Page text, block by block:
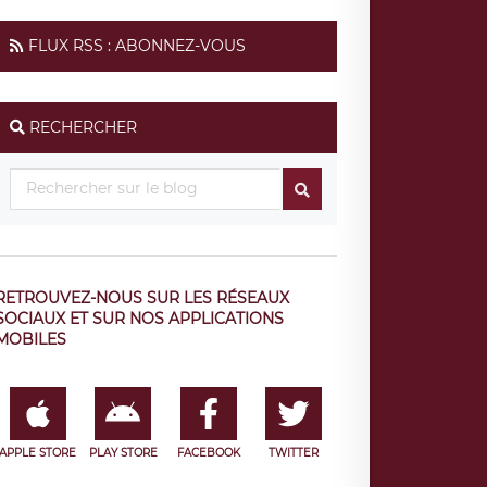
FLUX RSS : ABONNEZ-VOUS
RECHERCHER
NOUS SUR LES RÉSEAUX
ET SUR NOS APPLICATIONS
APPLE STORE PLAY STORE FACEBOOK TWITTER